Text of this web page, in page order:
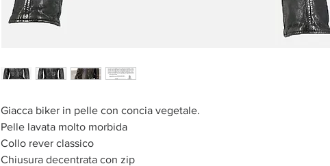
Giacca biker in pelle con concia vegetale.
Pelle lavata molto morbida
Collo rever classico
Chiusura decentrata con zip